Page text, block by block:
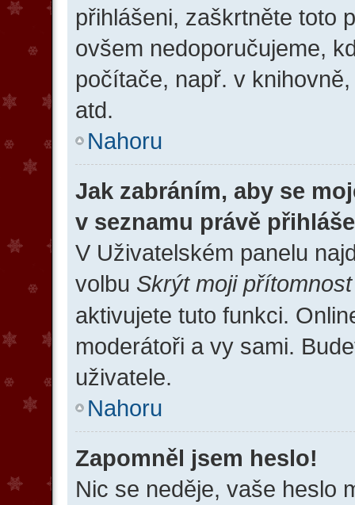
přihlášeni, zaškrtněte toto
ovšem nedoporučujeme,
počítače, např. v
atd.
Nahoru
Jak zabráním, aby se
v seznamu právě
V Uživatelském panelu
volbu Skrýt moji
aktivujete tuto funkci.
moderátoři a vy sami.
uživatele.
Nahoru
Zapomněl jsem heslo!
Nic se neděje, vaše heslo